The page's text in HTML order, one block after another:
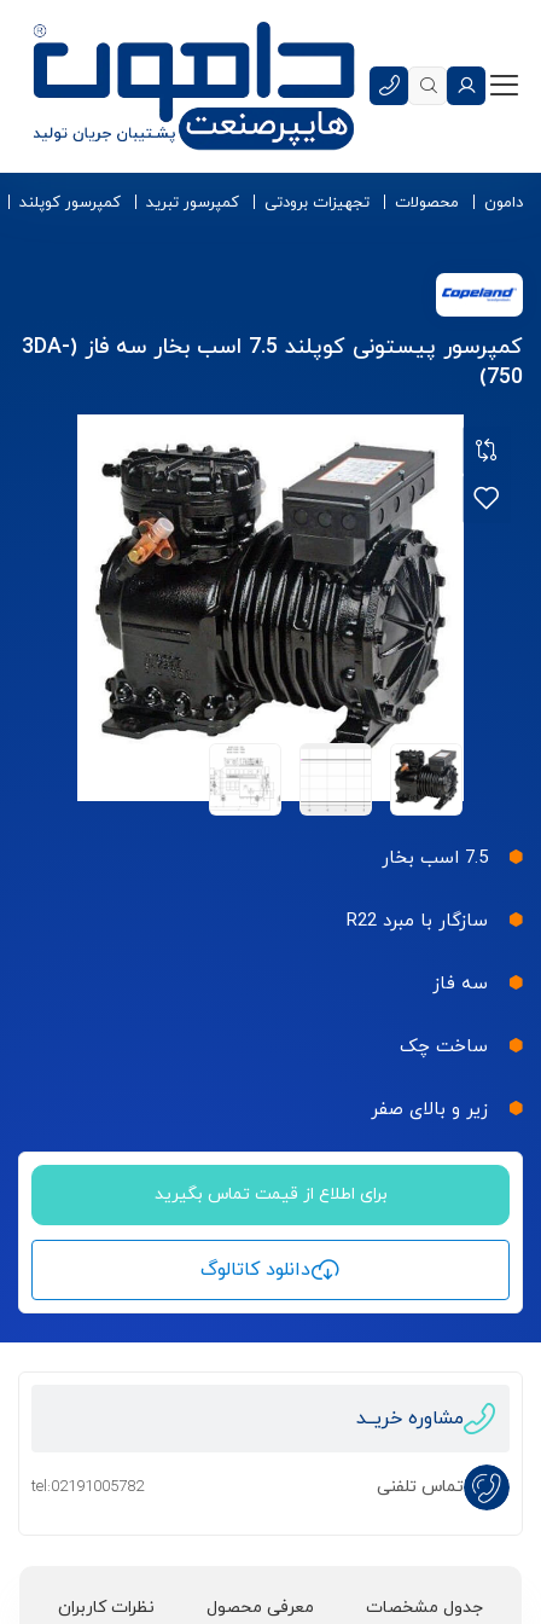
دامون محصولات تجهیزات برودتی کمپرسور تبرید کمپرسور کوپلند
کمپرسور پیستونی کوپلند 7.5 اسب بخار سه فاز (3DA-
750)
7.5 اسب بخار
سازگار با مبرد R22
سه فاز
ساخت چک
زیر و بالای صفر
برای اطلاع از قیمت تماس بگیرید
دانلود کاتالوگ
مشاوره خریــد
تماس تلفنی tel:02191005782
جدول مشخصات معرفی محصول نظرات کاربران